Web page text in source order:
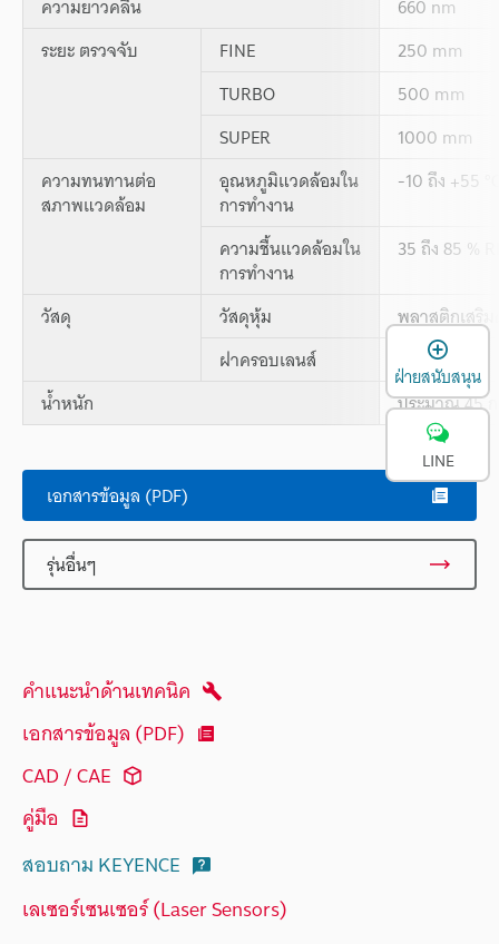
ความยาวคลื่น
660 nm
ระยะ ตรวจจับ
FINE
250 mm
TURBO
500 mm
SUPER
1000 mm
ความทนทานต่อ
สภาพแวดล้อม
อุณหภูมิแวดล้อมใน
การทำงาน
-10 ถึง +55
ความชื้นแวดล้อมใน
การทำงาน
35 ถึง 85 %
วัสดุ วัสดุหุ้ม
พลาสติกเสริ
ฝาครอบเลนส์
โพลิอะคริเลต
น้ำหนัก
ประมาณ 45
เอกสารข้อมูล (PDF)
รุ่นอื่นๆ
คำแนะนำด้านเทคนิค
เอกสารข้อมูล (PDF)
CAD / CAE
คู่มือ
สอบถาม KEYENCE
เลเซอร์เซนเซอร์ (Laser Sensors)
ฝ่ายสนับสนุน
LINE